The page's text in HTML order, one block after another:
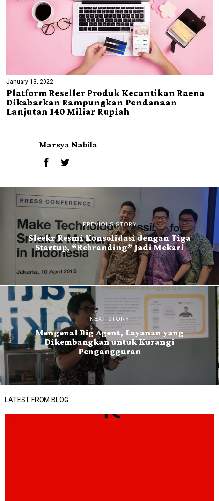
January 13, 2022
Platform Reseller Produk Kecantikan Raena
Dikabarkan Rampungkan Pendanaan
Lanjutan 140 Miliar Rupiah
Marsya Nabila
PREVIOUS STORY
Sleekr Resmi Konsolidasi dengan Tiga
Startup, “Rebranding” Jadi Mekari
NEXT STORY
Mengenal Big Agent, Layanan yang
Dikembangkan untuk Kurangi
Pengangguran
LATEST FROM BLOG